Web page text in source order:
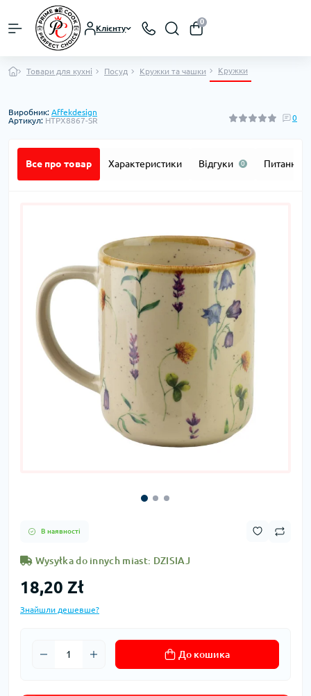
Клієнту
0
Товари для кухні Посуд Кружки та чашки Кружки
Виробник: Affekdesign
Артикул: HTPX8867-SR 0
Все про товар Характеристики Відгуки 0 Питання
В наявності
Wysyłka do innych miast: DZISIAJ
18,20 Zł
Знайшли дешевше?
До кошика